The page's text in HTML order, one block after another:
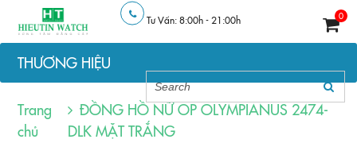
Tư Vấn: 8:00h - 21:00h 0
THƯƠNG HIỆU
Trang
chủ
ĐỒNG HỒ NỮ OP OLYMPIANUS 2474-
DLK MẶT TRẮNG